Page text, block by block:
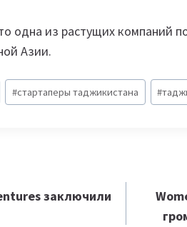
одна из растущих компаний
Азии.
#стартаперы таджикистана #
заключили